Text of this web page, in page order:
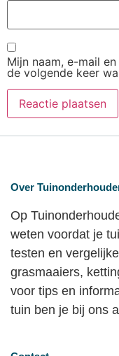
Mijn naam, e-mail
de volgende keer
Over
Op
weten voordat je
testen en
grasmaaiers,
voor tips en
tuin ben je bij ons